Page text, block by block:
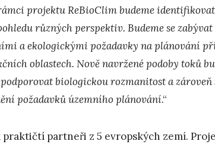
projektu ReBioClim budeme
různých perspektiv. Budeme se
a ekologickými požadavky na plánování
oblastech. Nově navržené podoby toků
biologickou rozmanitost a
požadavků územního plánování.“
partneři z 5 evropských zemí.